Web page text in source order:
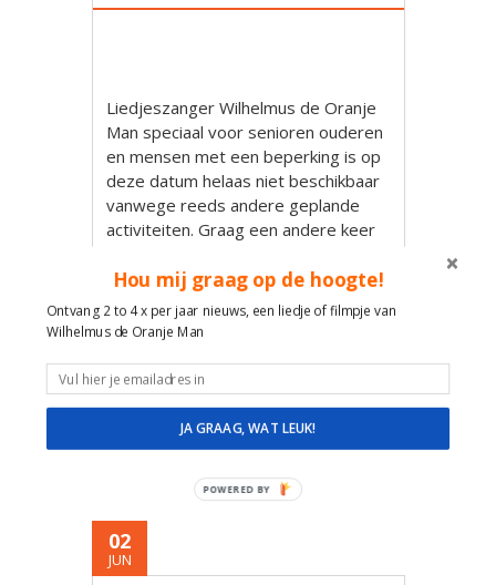
Liedjeszanger Wilhelmus de Oranje
Man speciaal voor senioren ouderen
en mensen met een beperking is op
deze datum helaas niet beschikbaar
vanwege reeds andere geplande
activiteiten. Graag een andere keer
Foto: Jons Jeronimus Utrecht
Fiets: Santos Travelmaster 3+
Oranje
Wilhelmus Hoekstra
reactie plaatsen
02
JUN
Hou mij graag op de hoogte!
Ontvang 2 to 4 x per jaar nieuws, een liedje of filmpje van
Wilhelmus de Oranje Man
JA GRAAG, WAT LEUK!
POWERED BY